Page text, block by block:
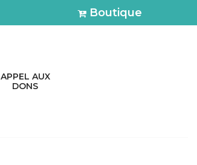
Boutique
APPEL AUX
DONS